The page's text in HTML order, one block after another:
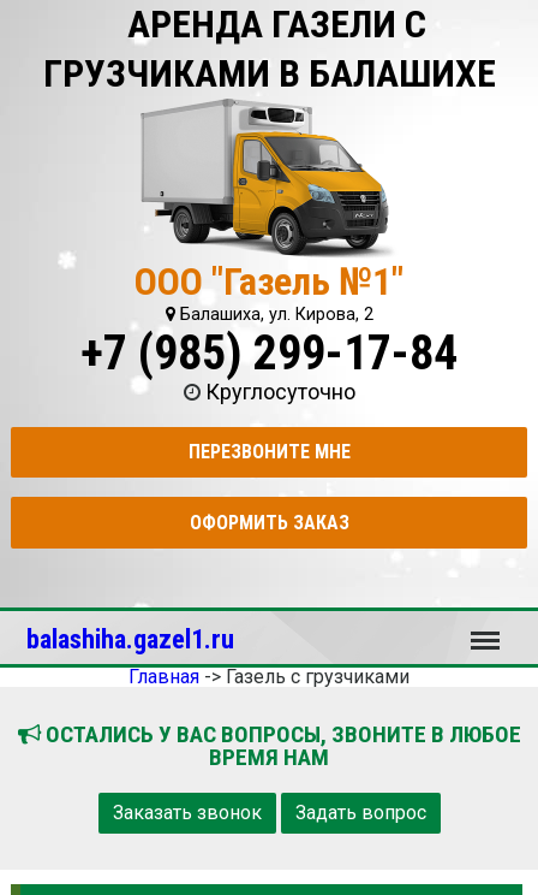
АРЕНДА ГАЗЕЛИ С
ГРУЗЧИКАМИ В БАЛАШИХЕ
ООО "Газель №1"
Балашиха, ул. Кирова, 2
+7 (985) 299-17-84
Круглосуточно
ПЕРЕЗВОНИТЕ МНЕ
ОФОРМИТЬ ЗАКАЗ
balashiha.gazel1.ru Меню
Главная -> Газель с грузчиками
ОСТАЛИСЬ У ВАС ВОПРОСЫ, ЗВОНИТЕ В ЛЮБОЕ
ВРЕМЯ НАМ
Заказать звонок Задать вопрос